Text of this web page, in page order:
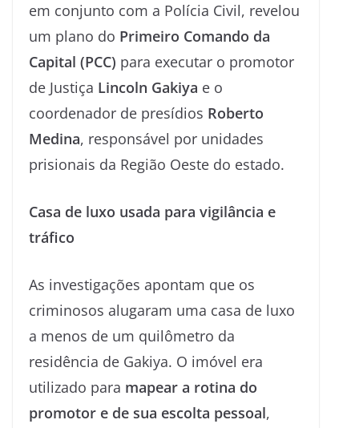
em conjunto com a Polícia Civil, revelou
um plano do Primeiro Comando da
Capital (PCC) para executar o promotor
de Justiça Lincoln Gakiya e o
coordenador de presídios Roberto
Medina, responsável por unidades
prisionais da Região Oeste do estado.
Casa de luxo usada para vigilância e
tráfico
As investigações apontam que os
criminosos alugaram uma casa de luxo
a menos de um quilômetro da
residência de Gakiya. O imóvel era
utilizado para mapear a rotina do
promotor e de sua escolta pessoal,